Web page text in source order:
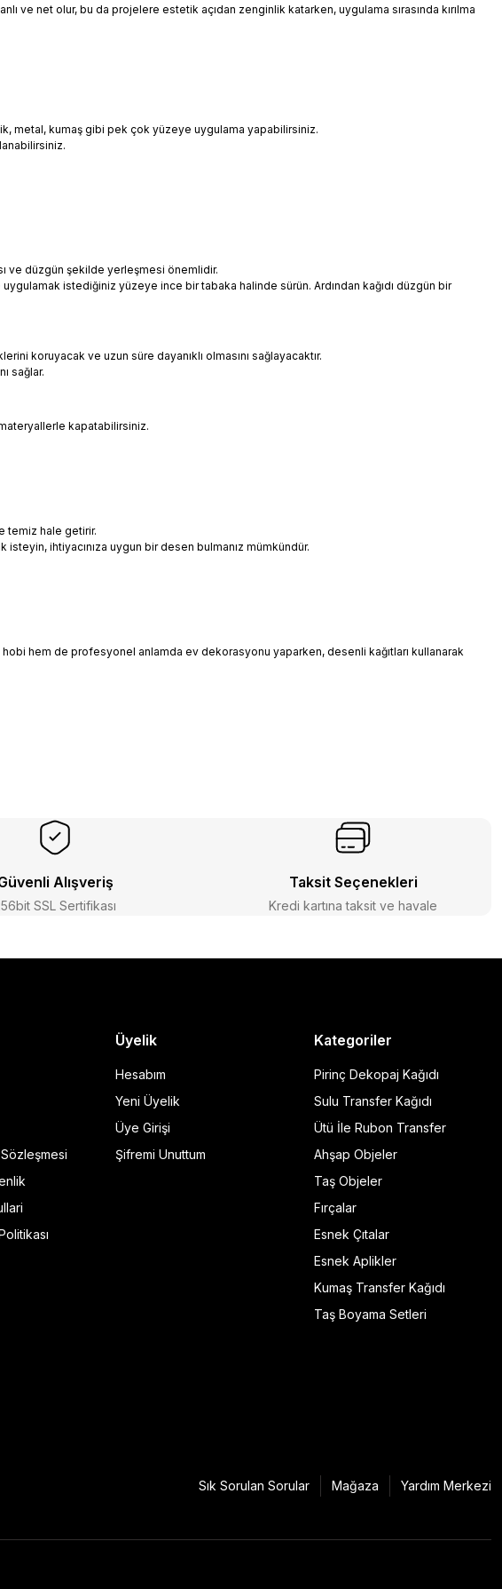
ve net olur, bu da projelere estetik açıdan zenginlik katarken, uygulama sırasında kırılma
metal, kumaş gibi pek çok yüzeye uygulama yapabilirsiniz.
ve düzgün şekilde yerleşmesi önemlidir.
uygulamak istediğiniz yüzeye ince bir tabaka halinde sürün. Ardından kağıdı düzgün bir
koruyacak ve uzun süre dayanıklı olmasını sağlayacaktır.
sağlar.
kapatabilirsiniz.
temiz hale getirir.
ihtiyacınıza uygun bir desen bulmanız mümkündür.
hem de profesyonel anlamda ev dekorasyonu yaparken, desenli kağıtları kullanarak
Alışveriş
SSL Sertifikası
Taksit Seçenekleri
Kredi kartına taksit ve havale
Üyelik
Hesabım
Yeni Üyelik
Üye Girişi
Şifremi Unuttum
Kategoriler
Pirinç Dekopaj Kağıdı
Sulu Transfer Kağıdı
Ütü İle Rubon Transfer
Ahşap Objeler
Taş Objeler
Fırçalar
Esnek Çıtalar
Esnek Aplikler
Kumaş Transfer Kağıdı
Taş Boyama Setleri
Sık Sorulan Sorular Mağaza Yardım Merkezi